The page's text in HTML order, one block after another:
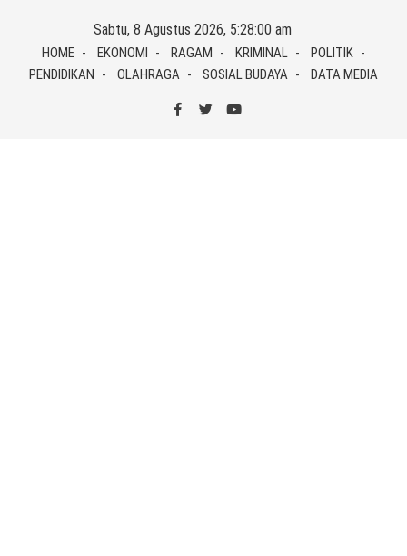
content
Sabtu, 8 Agustus 2026, 5:28:00 am
HOME EKONOMI RAGAM KRIMINAL
POLITIK
PENDIDIKAN
OLAHRAGA SOSIAL BUDAYA DATA MEDIA